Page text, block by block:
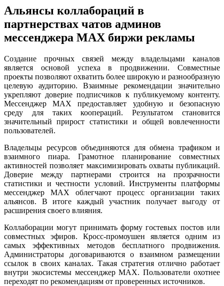
Альянсы коллабораций в
партнерствах чатов админов
мессенджера MAX биржи рекламы
Создание прочных связей между владельцами каналов
является основой успеха в продвижении. Совместные
проекты позволяют охватить более широкую и разнообразную
целевую аудиторию. Взаимные рекомендации значительно
укрепляют доверие подписчиков к публикуемому контенту.
Мессенджер MAX предоставляет удобную и безопасную
среду для таких коопераций. Результатом становится
значительный прирост статистики и общей вовлеченности
пользователей.
Владельцы ресурсов объединяются для обмена трафиком и
взаимного пиара. Грамотное планирование совместных
активностей позволяет максимизировать охваты публикаций.
Доверие между партнерами строится на прозрачности
статистики и честности условий. Инструменты платформы
мессенджер MAX облегчают процесс организации таких
альянсов. В итоге каждый участник получает выгоду от
расширения своего влияния.
Коллаборации могут принимать форму гостевых постов или
совместных эфиров. Кросс-промоушен является одним из
самых эффективных методов бесплатного продвижения.
Администраторы договариваются о взаимном размещении
ссылок в своих каналах. Такая стратегия отлично работает
внутри экосистемы мессенджер MAX. Пользователи охотнее
переходят по рекомендациям от проверенных источников.